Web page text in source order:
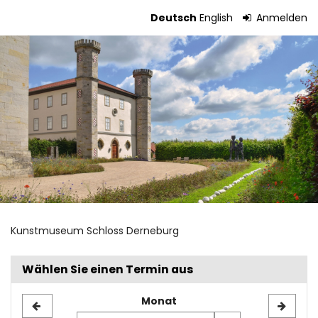
Inhalt
springen
Deutsch English Anmelden
Tickets
Kunstmuseum Schloss Derneburg
Wählen Sie einen Termin aus
Monat